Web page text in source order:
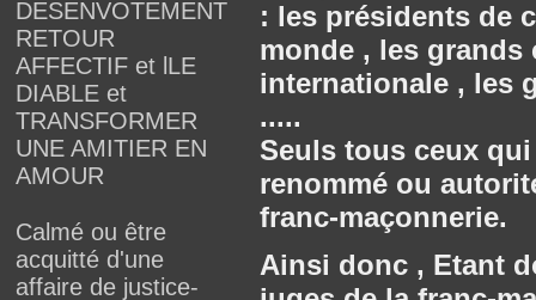
DESENVOTEMENT
RETOUR
AFFECTIF et lLE
DIABLE et
TRANSFORMER
UNE AMITIER EN
AMOUR
Calmé ou être
acquitté d'une
affaire de justice-
: les présidents de
monde , les grands
internationale , les
.....
Seuls tous ceux
renommé ou
franc-maçonnerie.
Ainsi donc , Etant